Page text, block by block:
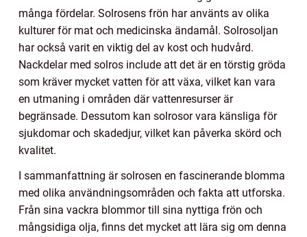
många fördelar. Solrosens frön har använts av olika
kulturer för mat och medicinska ändamål. Solrosoljan
har också varit en viktig del av kost och hudvård.
Nackdelar med solros include att det är en törstig gröda
som kräver mycket vatten för att växa, vilket kan vara
en utmaning i områden där vattenresurser är
begränsade. Dessutom kan solrosor vara känsliga för
sjukdomar och skadedjur, vilket kan påverka skörd och
kvalitet.
I sammanfattning är solrosen en fascinerande blomma
med olika användningsområden och fakta att utforska.
Från sina vackra blommor till sina nyttiga frön och
mångsidiga olja, finns det mycket att lära sig om denna